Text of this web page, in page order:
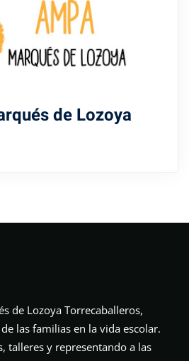
de Lozoya
de Lozoya Torrecaballeros,
las familias en la vida escolar.
talleres y representando a las